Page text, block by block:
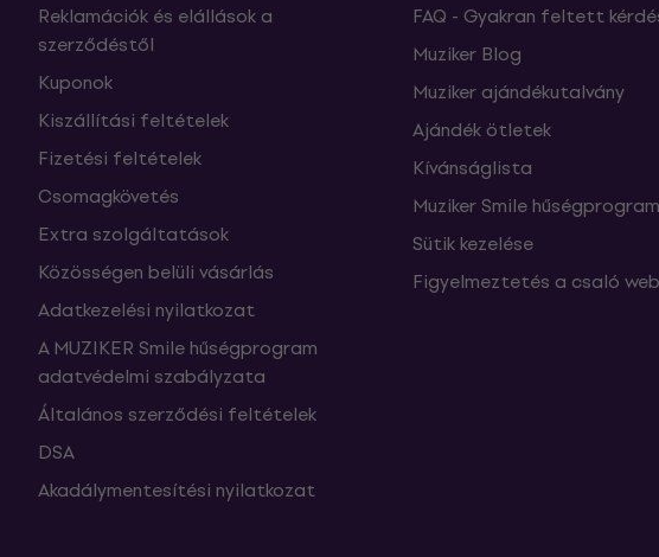
Reklamációk és elállások a
szerződéstől
Kuponok
Kiszállítási feltételek
Fizetési feltételek
Csomagkövetés
Extra szolgáltatások
Közösségen belüli vásárlás
Adatkezelési nyilatkozat
A MUZIKER Smile hűségprogram
adatvédelmi szabályzata
Általános szerződési feltételek
DSA
Akadálymentesítési nyilatkozat
FAQ - Gyakran feltett
Muziker Blog
Muziker ajándékutalvány
Ajándék ötletek
Kívánságlista
Muziker Smile hűségprogram
Sütik kezelése
Figyelmeztetés a csaló